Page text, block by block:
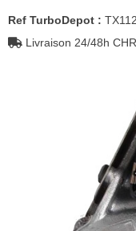
Ref TurboDepot :
Livraison 24/48h